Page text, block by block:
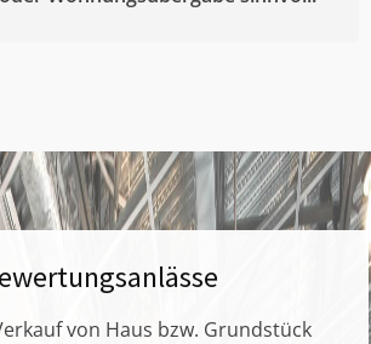
von Haus bzw. Grundstück